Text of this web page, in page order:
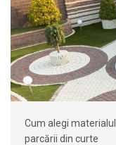
Cum alegi
parcării din curte